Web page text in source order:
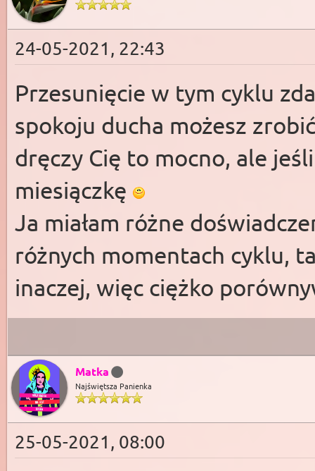
24-05-2021, 22:43
Przesunięcie w tym cyklu
spokoju ducha możesz
dręczy Cię to mocno, ale
miesiączkę
Ja miałam różne
różnych momentach cyklu,
inaczej, więc ciężko
Matka
Najświętsza Panienka
25-05-2021, 08:00